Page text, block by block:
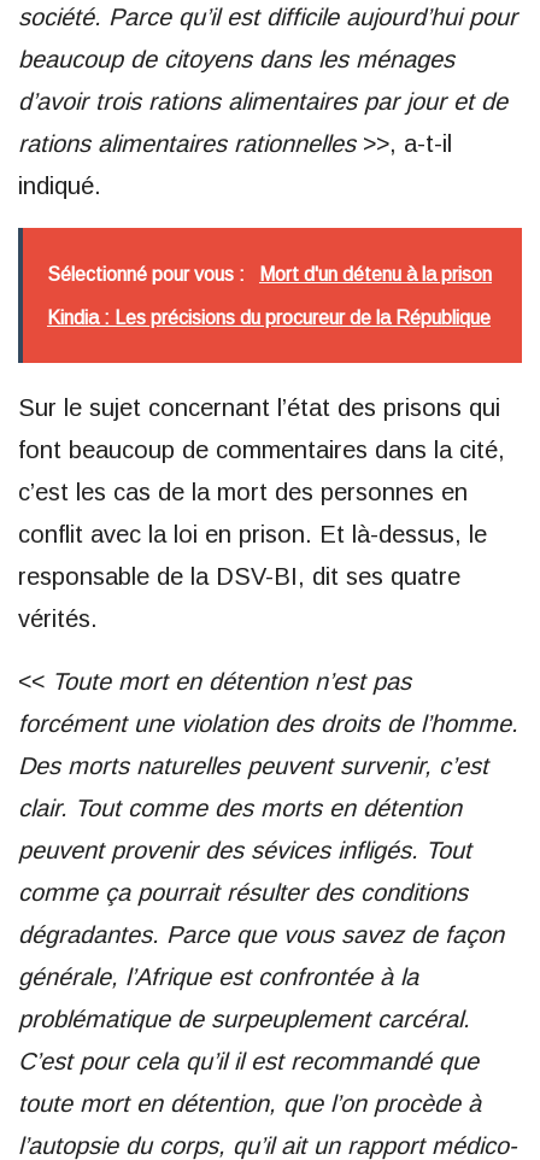
société. Parce qu’il est difficile aujourd’hui pour
beaucoup de citoyens dans les ménages
d’avoir trois rations alimentaires par jour et de
rations alimentaires rationnelles>>, a-t-il
indiqué.
Sélectionné pour vous : Mort d'un détenu à la prison
Kindia : Les précisions du procureur de la République
Sur le sujet concernant l’état des prisons qui
font beaucoup de commentaires dans la cité,
c’est les cas de la mort des personnes en
conflit avec la loi en prison. Et là-dessus, le
responsable de la DSV-BI, dit ses quatre
vérités.
<< Toute mort en détention n’est pas
forcément une violation des droits de l’homme.
Des morts naturelles peuvent survenir, c’est
clair. Tout comme des morts en détention
peuvent provenir des sévices infligés. Tout
comme ça pourrait résulter des conditions
dégradantes. Parce que vous savez de façon
générale, l’Afrique est confrontée à la
problématique de surpeuplement carcéral.
C’est pour cela qu’il il est recommandé que
toute mort en détention, que l’on procède à
l’autopsie du corps, qu’il ait un rapport médico-